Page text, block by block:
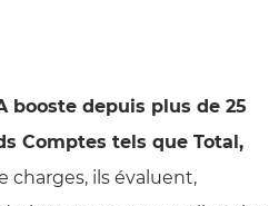
booste depuis plus de 25
Comptes tels que Total,
charges, ils évaluent,